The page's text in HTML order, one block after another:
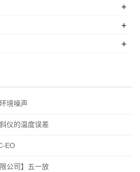
+
+
+
境噪声
仪的温度误差
EO
公司】五一放